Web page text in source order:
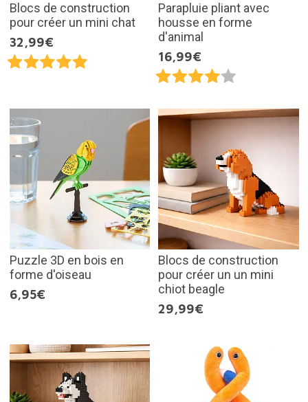
Blocs de construction
pour créer un mini chat
32,99€
Parapluie pliant avec
housse en forme
d'animal
16,99€
Puzzle 3D en bois en
forme d'oiseau
6,95€
Blocs de construction
pour créer un un mini
chiot beagle
29,99€